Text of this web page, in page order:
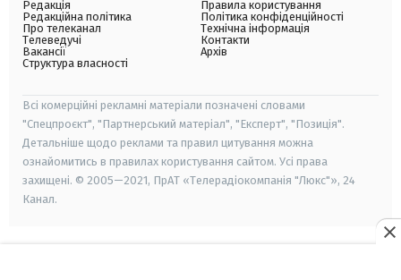
Редакція
Редакційна політика
Про телеканал
Телеведучі
Вакансії
Структура власності
Правила користування
Політика конфіденційності
Технічна інформація
Контакти
Архів
Всі комерційні рекламні матеріали позначені словами
"Спецпроєкт", "Партнерський матеріал", "Експерт", "Позиція".
Детальніше щодо реклами та правил цитування можна
ознайомитись в правилах користування сайтом. Усі права
захищені. © 2005—2021, ПрАТ «Телерадіокомпанія "Люкс"», 24
Канал.